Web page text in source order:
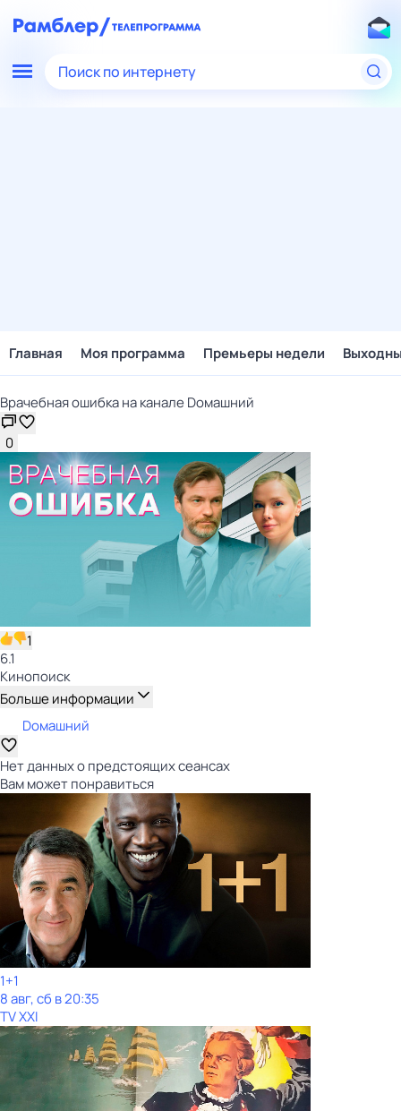
Поиск по интернету
Главная Моя программа Премьеры недели
Врачебная ошибка на канале Dомашний
0
1
6.1
Кинопоиск
Больше информации
Dомашний
Нет данных о предстоящих сеансах
Вам может понравиться
1+1
8 авг, сб в 20:35
TV XXI